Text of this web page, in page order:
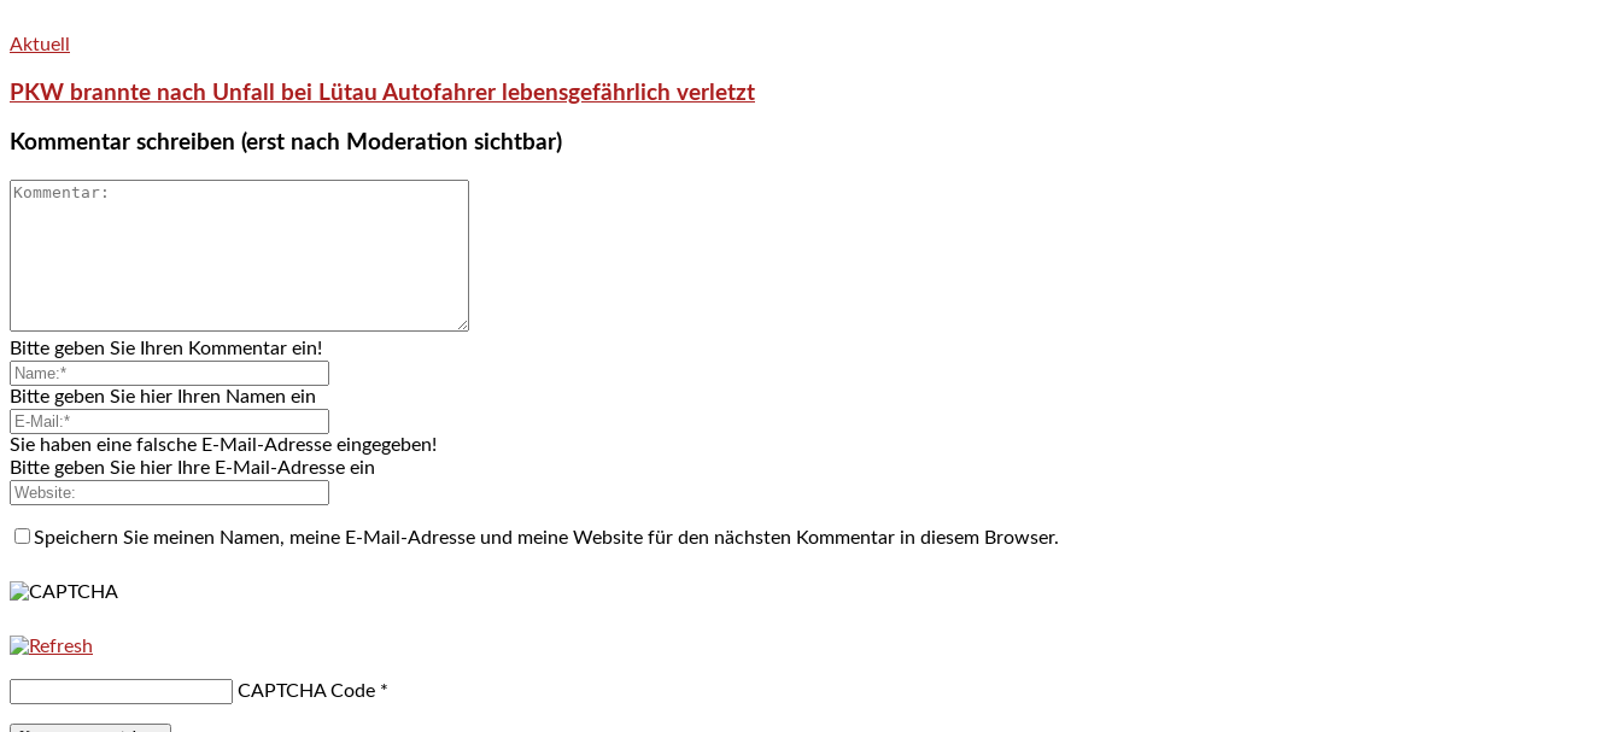
Aktuell
PKW brannte nach Unfall bei Lütau Autofahrer lebensgefährlich verletzt
Kommentar schreiben (erst nach Moderation sichtbar)
Bitte geben Sie Ihren Kommentar ein!
Bitte geben Sie hier Ihren Namen ein
Sie haben eine falsche E-Mail-Adresse eingegeben!
Bitte geben Sie hier Ihre E-Mail-Adresse ein
Speichern Sie meinen Namen, meine E-Mail-Adresse und meine Website für den nächsten Kommentar in diesem Browser.
CAPTCHA Code *